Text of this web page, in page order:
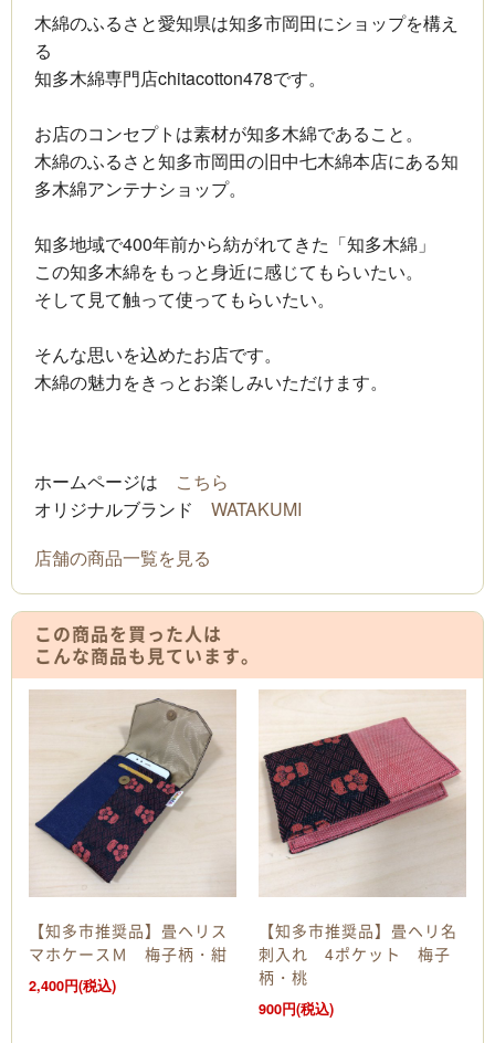
木綿のふるさと愛知県は知多市岡田にショップを構え
る
知多木綿専門店chitacotton478です。
お店のコンセプトは素材が知多木綿であること。
木綿のふるさと知多市岡田の旧中七木綿本店にある知
多木綿アンテナショップ。
知多地域で400年前から紡がれてきた「知多木綿」
この知多木綿をもっと身近に感じてもらいたい。
そして見て触って使ってもらいたい。
そんな思いを込めたお店です。
木綿の魅力をきっとお楽しみいただけます。
ホームページは こちら
オリジナルブランド WATAKUMI
店舗の商品一覧を見る
この商品を買った人は
こんな商品も見ています。
【知多市推奨品】畳ヘリス
マホケースＭ 梅子柄・紺
2,400円(税込)
【知多市推奨品】畳ヘリ名
刺入れ 4ポケット 梅子
柄・桃
900円(税込)